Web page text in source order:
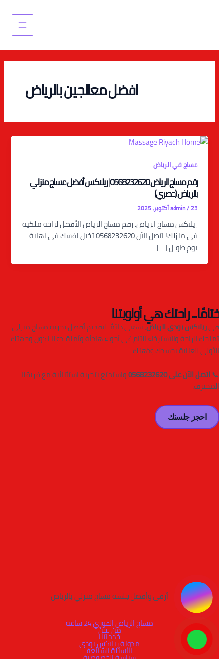
Main
Menu
افضل معالجين بالرياض
مساج في الرياض
رقم مساج الرياض 0568232620 | ريلاكس أفضل مساج منزلي
بالرياض (حصري)
admin/23 أكتوبر، 2025
ريلاكس مساج الرياض: رقم مساج الرياض الأفضل لراحة ملكية
في منزلك! اتصل الآن 0568232620 تخيل نفسك في نهاية
يوم طويل […]
ختامًا... راحتك هي أولويتنا
فيريلاكس بودي الرياض، نسعى دائمًا لتقديم أفضل تجربة مساج منزلي
تمنحك الراحة والاسترخاء التام في أجواء هادئة وآمنة. دعنا نكون وجهتك
الأولى للعناية بجسدك وذهنك.
📞اتصل الآن على 0568232620
واستمتع بتجربة استثنائية مع فريقنا
المحترف.
احجز جلستك
أرقى وأفضل جلسة مساج منزلي بالرياض
مساج الرياض الفوري 24 ساعة
من نحن
خدماتنا
مدونة ريلاكس بودي
الأسئلة الشائعة